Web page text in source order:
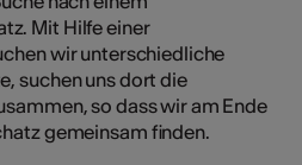
Mit Hilfe einer
wir unterschiedliche
suchen uns dort die
so dass wir am Ende
gemeinsam finden.